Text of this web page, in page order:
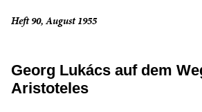
Heft 90, August 1955
Georg Lukács auf dem
Aristoteles